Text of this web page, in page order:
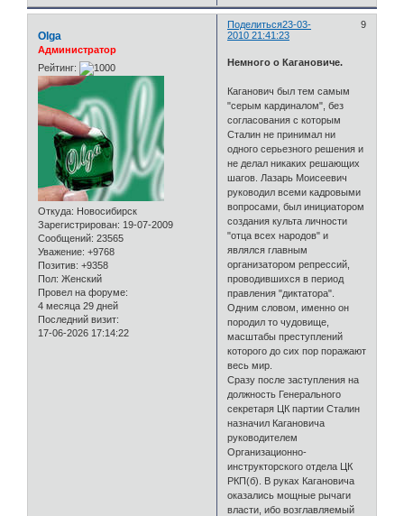
Поделиться 9
23-03-
2010 21:41:23
Olga
Администратор
Рейтинг:
Откуда: Новосибирск
Зарегистрирован: 19-07-2009
Сообщений: 23565
Уважение: +9768
Позитив: +9358
Пол: Женский
Провел на форуме:
4 месяца 29 дней
Последний визит:
17-06-2026 17:14:22
Немного о Кагановиче.
Каганович был тем самым
"серым кардиналом", без
согласования с которым
Сталин не принимал ни
одного серьезного решения и
не делал никаких решающих
шагов. Лазарь Моисеевич
руководил всеми кадровыми
вопросами, был инициатором
создания культа личности
"отца всех народов" и
являлся главным
организатором репрессий,
проводившихся в период
правления "диктатора".
Одним словом, именно он
породил то чудовище,
масштабы преступлений
которого до сих пор поражают
весь мир.
Сразу после заступления на
должность Генерального
секретаря ЦК партии Сталин
назначил Кагановича
руководителем
Организационно-
инструкторского отдела ЦК
РКП(б). В руках Кагановича
оказались мощные рычаги
власти, ибо возглавляемый